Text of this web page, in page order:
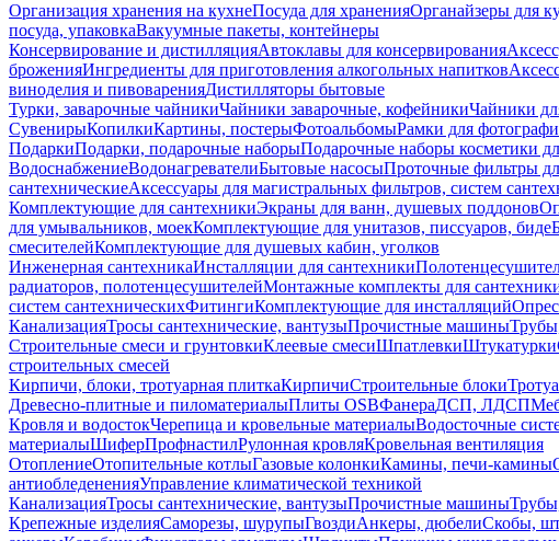
Организация хранения на кухнеПосуда для храненияОрганайзеры для
посуда, упаковкаВакуумные пакеты, контейнеры
Консервирование и дистилляцияАвтоклавы для консервирования
броженияИнгредиенты для приготовления алкогольных напитков
виноделия и пивоваренияДистилляторы бытовые
Турки, заварочные чайникиЧайники заварочные, кофейникиЧайники
СувенирыКопилкиКартины, постерыФотоальбомыРамки для
ПодаркиПодарки, подарочные наборыПодарочные наборы косметики
ВодоснабжениеВодонагревателиБытовые насосыПроточные фильтры
сантехническиеАксессуары для магистральных фильтров, систем
Комплектующие для сантехникиЭкраны для ванн, душевых поддонов
для умывальников, моекКомплектующие для унитазов, писсуаров, биде
смесителейКомплектующие для душевых кабин, уголков
Инженерная сантехникаИнсталляции для сантехники
радиаторов, полотенцесушителейМонтажные комплекты для
систем сантехническихФитингиКомплектующие для инсталляций
КанализацияТросы сантехнические, вантузыПрочистные машины
Строительные смеси и грунтовкиКлеевые смесиШпатлевкиШтукатурки
строительных смесей
Кирпичи, блоки, тротуарная плиткаКирпичиСтроительные блоки
Древесно-плитные и пиломатериалыПлиты OSBФанераДСП, ЛДСП
Кровля и водостокЧерепица и кровельные материалыВодосточные
материалыШиферПрофнастилРулонная кровляКровельная вентиляция
ОтоплениеОтопительные котлыГазовые колонкиКамины, печи-камины
антиобледененияУправление климатической техникой
КанализацияТросы сантехнические, вантузыПрочистные машины
Крепежные изделияСаморезы, шурупыГвоздиАнкеры, дюбелиСкобы,